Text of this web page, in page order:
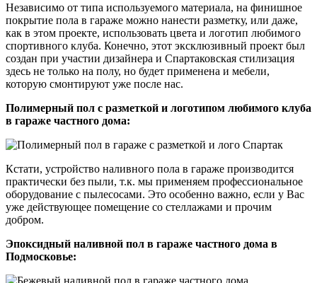
Независимо от типа используемого материала, на финишное
покрытие пола в гараже можно нанести разметку, или даже,
как в этом проекте, использовать цвета и логотип любимого
спортивного клуба. Конечно, этот эксклюзивный проект был
создан при участии дизайнера и Спартаковская стилизация
здесь не только на полу, но будет применена и мебели,
которую смонтируют уже после нас.
Полимерный пол с разметкой и логотипом любимого клуба
в гараже частного дома:
Кстати, устройство наливного пола в гараже производится
практически без пыли, т.к. мы применяем профессиональное
оборудование с пылесосами. Это особенно важно, если у Вас
уже действующее помещение со стеллажами и прочим
добром.
Эпоксидный наливной пол в гараже частного дома в
Подмосковье: